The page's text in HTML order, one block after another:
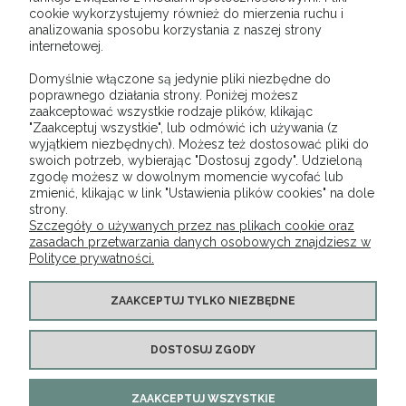
Giełdzie Kwiatowej w Krakowie w godzinach
(03:30 - 9:00))
OPINIE O PRODUKCIE (0)
O NAS
OBSŁUGA KLIENTA
MOJE KONTO
cookie wykorzystujemy również do mierzenia ruchu i
analizowania sposobu korzystania z naszej strony
internetowej.
Domyślnie włączone są jedynie pliki niezbędne do
poprawnego działania strony. Poniżej możesz
zaakceptować wszystkie rodzaje plików, klikając
"Zaakceptuj wszystkie", lub odmówić ich używania (z
wyjątkiem niezbędnych). Możesz też dostosować pliki do
swoich potrzeb, wybierając "Dostosuj zgody". Udzieloną
zgodę możesz w dowolnym momencie wycofać lub
zmienić, klikając w link "Ustawienia plików cookies" na dole
strony.
Szczegóły o używanych przez nas plikach cookie oraz
zasadach przetwarzania danych osobowych znajdziesz w
Polityce prywatności.
ZAAKCEPTUJ TYLKO NIEZBĘDNE
DOSTOSUJ ZGODY
ZAAKCEPTUJ WSZYSTKIE